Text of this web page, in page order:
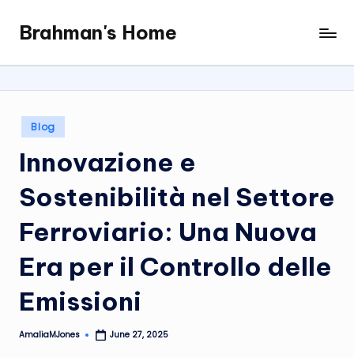
content
Brahman's Home
Spiritual
and
it
all
Posted
in
Blog
Innovazione e
Sostenibilità nel Settore
Ferroviario: Una Nuova
Era per il Controllo delle
Emissioni
Posted
AmaliaMJones June 27, 2025